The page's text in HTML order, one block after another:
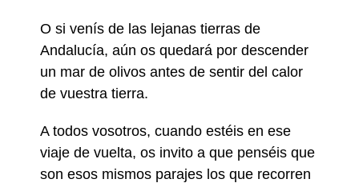
O si venís de las lejanas tierras de
Andalucía, aún os quedará por descender
un mar de olivos antes de sentir del calor
de vuestra tierra.
A todos vosotros, cuando estéis en ese
viaje de vuelta, os invito a que penséis que
son esos mismos parajes los que recorren